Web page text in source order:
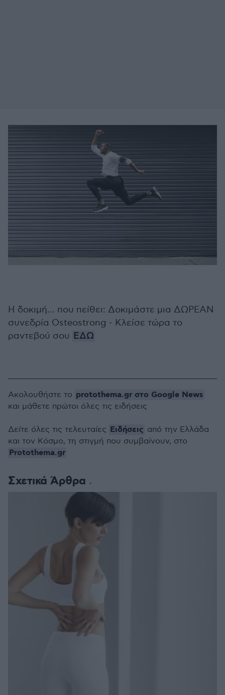
Η δοκιμή... που πείθει: Δοκιμάστε μια ΔΩΡΕΑΝ
συνεδρία Osteostrong - Κλείσε τώρα το
ραντεβού σου ΕΔΩ
Σχετικά Άρθρα
Ακολουθήστε το protothema.gr στο Google News
και μάθετε πρώτοι όλες τις ειδήσεις
Δείτε όλες τις τελευταίες Ειδήσεις από την Ελλάδα
και τον Κόσμο, τη στιγμή που συμβαίνουν, στο
Protothema.gr